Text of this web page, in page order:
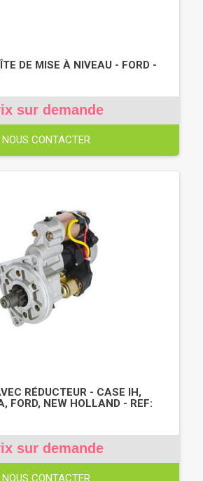
DE MISE À NIVEAU - FORD -
sur demande
NOUS CONTACTER
RÉDUCTEUR - CASE IH,
FORD, NEW HOLLAND - REF:
sur demande
NOUS CONTACTER